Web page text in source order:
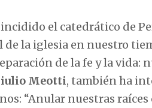
el catedrático de
de la iglesia en nuestro
de la fe y la vida:
Meotti, también ha
“Anular nuestras